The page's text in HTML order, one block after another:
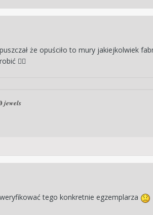
że opuściło to mury jakiejkolwiek
🤷‍♂️
𝒋𝒆𝒘𝒆𝒍𝒔
tego konkretnie egzemplarza